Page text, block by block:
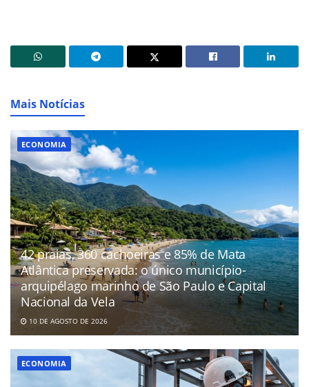
Mais Notícias
ECONOMIA
42 praias, 360 cachoeiras e 85% de Mata
Atlântica preservada: o único município-
arquipélago marinho de São Paulo e Capital
Nacional da Vela
10 DE AGOSTO DE 2026
ECONOMIA